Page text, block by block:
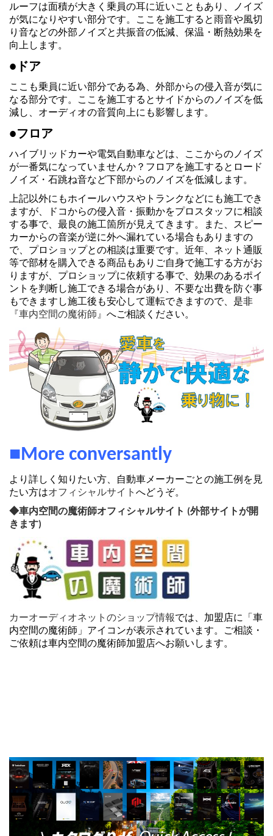
ルーフは面積が大きく乗員の耳に近いこともあり、ノイズ
が気になりやすい部分です。ここを施工すると雨音や風切
り音などの外部ノイズと共振音の低減、保温・断熱効果を
向上します。
●ドア
ここも乗員に近い部分である為、外部からの侵入音が気に
なる部分です。ここを施工するとサイドからのノイズを低
減し、オーディオの音質向上にも影響します。
●フロア
ハイブリッドカーや電気自動車などは、ここからのノイズ
が一番気になっていませんか？フロアを施工するとロード
ノイズ・石跳ね音など下部からのノイズを低減します。
上記以外にもホイールハウスやトランクなどにも施工でき
ますが、ドコからの侵入音・振動かをプロスタッフに相談
する事で、最良の施工箇所が見えてきます。また、スピー
カーからの音楽が逆に外へ漏れている場合もありますの
で、プロショップとの相談は重要です。近年、ネット通販
等で部材を購入できる商品もありご自身で施工する方がお
りますが、プロショップに依頼する事で、効果のあるポイ
ントを判断し施工できる場合があり、不要な出費を防ぐ事
もできますし施工後も安心して運転できますので、是非
『車内空間の魔術師』 へご相談ください。
■More conversantly
より詳しく知りたい方、自動車メーカーごとの施工例を見
たい方はオフィシャルサイト へどうぞ。
◆車内空間の魔術師オフィシャルサイト (外部サイトが開
きます)
カーオーディオネットのショップ情報では、加盟店に「車
内空間の魔術師」アイコンが表示されています。ご相談・
ご依頼は車内空間の魔術師加盟店へお願いします。